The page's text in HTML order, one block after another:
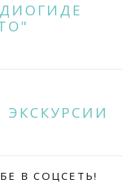
ЭКСКУРСИИ
В СОЦСЕТЬ!